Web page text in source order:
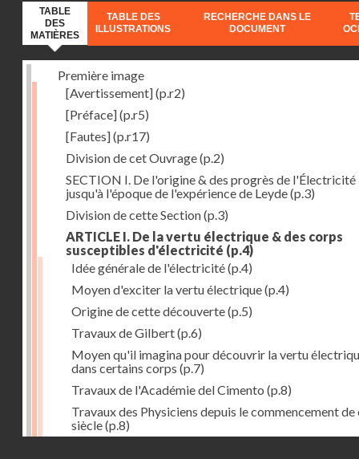
TABLE
DES
MATIÈRES
TABLE DES
ILLUSTRATIONS
RECHERCHE DANS LE
DOCUMENT
Première image
[Avertissement](p.r2)
[Préface](p.r5)
[Fautes](p.r17)
Division de cet Ouvrage(p.2)
SECTION I. De l'origine & des progrès de l'Électricité
jusqu'à l'époque de l'expérience de Leyde(p.3)
Division de cette Section(p.3)
ARTICLE I. De la vertu électrique & des corps
susceptibles d'électricité (p.4)
Idée générale de l'électricité(p.4)
Moyen d'exciter la vertu électrique(p.4)
Origine de cette découverte(p.5)
Travaux de Gilbert(p.6)
Moyen qu'il imagina pour découvrir la vertu
dans certains corps (p.7)
Travaux de l'Académie del Cimento (p.8)
Travaux des Physiciens depuis le commencement de
siècle(p.8)